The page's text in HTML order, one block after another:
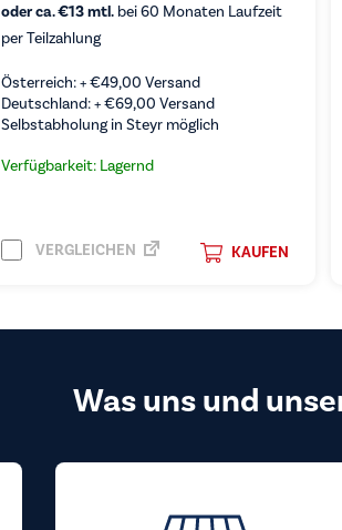
oder ca. €13 mtl. bei 60 Monaten Laufzeit
per Teilzahlung
Österreich: +€49,00 Versand
Deutschland: +€69,00 Versand
Selbstabholung in Steyr möglich
Verfügbarkeit: Lagernd
KAUFEN
VERGLEICHEN
Was uns und